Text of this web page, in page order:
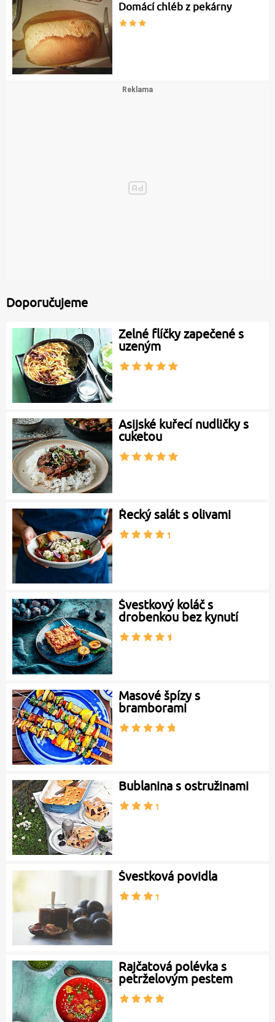
Domácí chléb z pekárny
Doporučujeme
Zelné flíčky zapečené s
uzeným
Asijské kuřecí nudličky s
cuketou
Řecký salát s olivami
Švestkový koláč s
drobenkou bez kynutí
Masové špízy s
bramborami
Bublanina s ostružinami
Švestková povidla
Rajčatová polévka s
petrželovým pestem